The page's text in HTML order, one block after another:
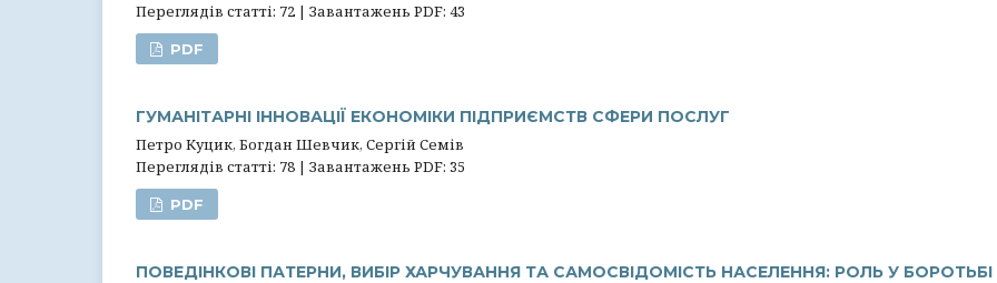
Переглядів статті: 72 | Завантажень PDF: 43
PDF
ГУМАНІТАРНІ ІННОВАЦІЇ ЕКОНОМІКИ ПІДПРИЄМСТВ СФЕРИ ПОСЛУГ
Петро Куцик, Богдан Шевчик, Сергій Семів
Переглядів статті: 78 | Завантажень PDF: 35
PDF
ПОВЕДІНКОВІ ПАТЕРНИ, ВИБІР ХАРЧУВАННЯ ТА САМОСВІДОМІСТЬ НАСЕЛЕННЯ: РОЛЬ У БОРОТЬБІ